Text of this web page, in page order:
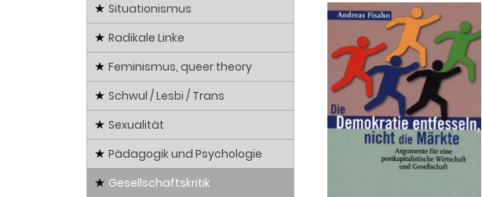
Situationismus
Radikale Linke
Feminismus, queer theory
Schwul / Lesbi / Trans
Sexualität
Pädagogik und Psychologie
Gesellschaftskritik